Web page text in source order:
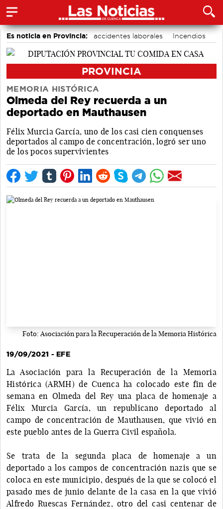
Es noticia en Provincia: accidentes laborales
Incendios
Medio Ambiente
PROVINCIA
MEMORIA HISTÓRICA
Olmeda del Rey recuerda a un
deportado en Mauthausen
Félix Murcia García, uno de los casi cien conquenses
deportados al campo de concentración, logró ser uno
de los pocos supervivientes
Foto: Asociación para la Recuperación de la Memoria Histórica
19/09/2021 - EFE
La Asociación para la Recuperación de la Memoria
Histórica (ARMH) de Cuenca ha colocado este fin de
semana en Olmeda del Rey una placa de homenaje a
Félix Murcia García, un republicano deportado al
campo de concentración de Mauthausen, que vivió en
este pueblo antes de la Guerra Civil española.
Se trata de la segunda placa de homenaje a un
deportado a los campos de concentración nazis que se
coloca en este municipio, después de la que se colocó el
pasado mes de junio delante de la casa en la que vivió
Alfredo Ruescas Fernández, otro del casi centenar de